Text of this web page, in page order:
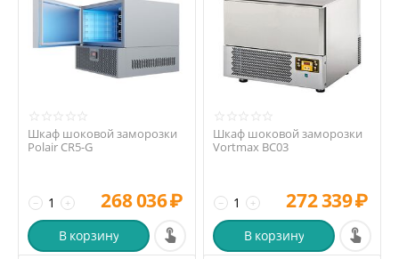
Шкаф шоковой заморозки
Polair CR5-G
+
− 268 036₽
В корзину
Шкаф шоковой заморозки
Vortmax BC03
+
− 272 339₽
В корзину